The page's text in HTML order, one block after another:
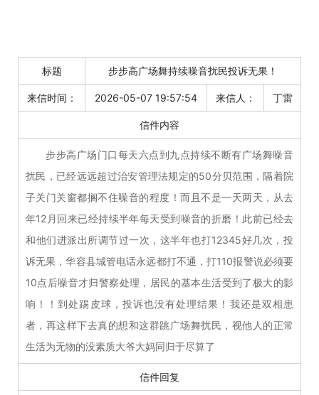
标题 步步高广场舞持续噪音扰民投诉无果！
来信时间： 2026-05-07 19:57:54 来信人： 丁雷
信件内容
步步高广场门口每天六点到九点持续不断有广场舞噪音
扰民，已经远远超过治安管理法规定的50分贝范围，隔着院
子关门关窗都搁不住噪音的程度！而且不是一天两天，从去
年12月回来已经持续半年每天受到噪音的折磨！此前已经去
和他们进派出所调节过一次，这半年也打12345好几次，投
诉无果，华容县城管电话永远都打不通，打110报警说必须要
10点后噪音才归警察处理，居民的基本生活受到了极大的影
响！！到处踢皮球，投诉也没有处理结果！我还是双相患
者，再这样下去真的想和这群跳广场舞扰民，视他人的正常
生活为无物的没素质大爷大妈同归于尽算了
信件回复